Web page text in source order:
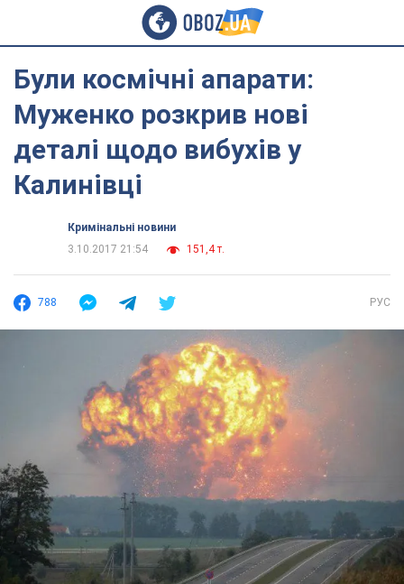
Були космічні апарати:
Муженко розкрив нові
деталі щодо вибухів у
Калинівці
Кримінальні новини
3.10.2017 21:54
151,4 т.
788 РУС